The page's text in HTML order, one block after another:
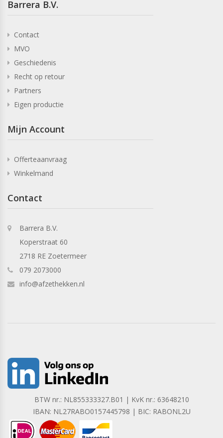
Barrera B.V.
Contact
MVO
Geschiedenis
Recht op retour
Partners
Eigen productie
Mijn Account
Offerteaanvraag
Winkelmand
Contact
Barrera B.V.
Koperstraat 60
2718 RE Zoetermeer
079 2073000
info@afzethekken.nl
BTW nr.: NL855333327.B01 | KvK nr.: 63648210
IBAN: NL27RABO0157445798 | BIC: RABONL2U